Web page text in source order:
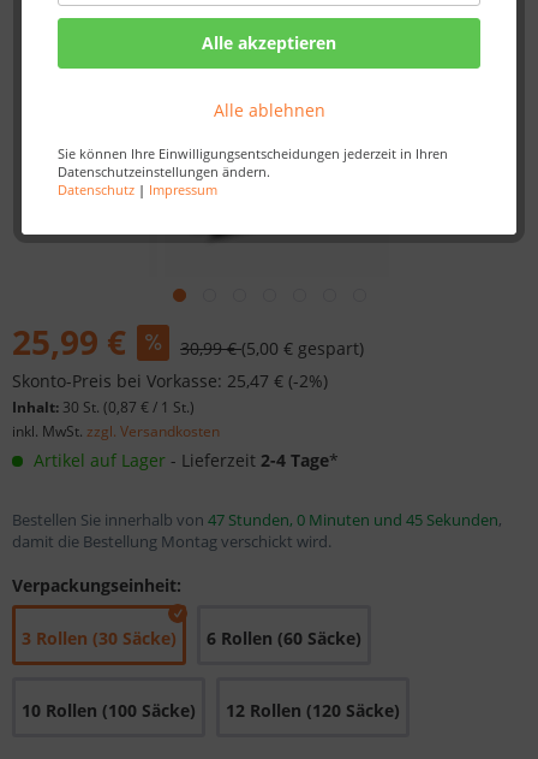
Alle akzeptieren
Alle ablehnen
Sie können Ihre Einwilligungsentscheidungen jederzeit in Ihren
Datenschutzeinstellungen ändern.
Datenschutz| Impressum
25,99 € 30,99 €(5,00 € gespart)
Skonto-Preis bei Vorkasse: 25,47 € (-2%)
Inhalt: 30 St. (0,87 €/ 1 St.)
inkl. MwSt. zzgl. Versandkosten
Artikel auf Lager - Lieferzeit 2-4 Tage*
Bestellen Sie innerhalb von 47 Stunden, 0 Minuten und 45 Sekunden,
damit die Bestellung Montag verschickt wird.
Verpackungseinheit:
3 Rollen (30 Säcke) 6 Rollen (60 Säcke)
10 Rollen (100 Säcke) 12 Rollen (120 Säcke)